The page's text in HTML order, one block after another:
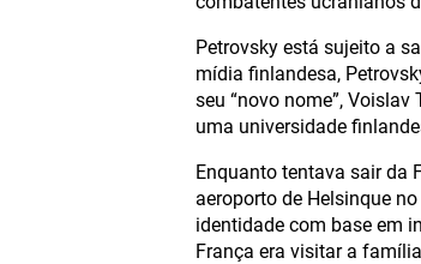
Petrovsky está sujeito a
mídia finlandesa,
seu “novo nome”,
uma universidade
Enquanto tentava sair da
aeroporto de Helsinque
identidade com base em
França era visitar a